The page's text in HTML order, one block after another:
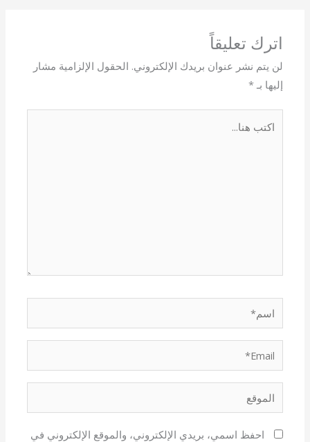
اترك تعليقاً
لن يتم نشر عنوان بريدك الإلكتروني. الحقول الإلزامية مشار
إليها بـ*
اسم*
Email*
الموقع
احفظ اسمي، بريدي الإلكتروني، والموقع الإلكتروني في